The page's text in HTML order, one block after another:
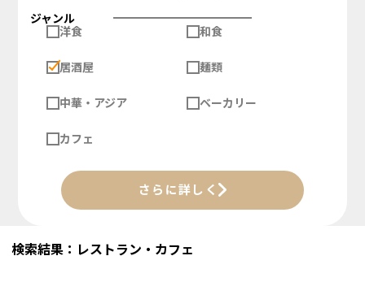
ジャンル
洋食
和食
居酒屋 麺類
中華・アジア ベーカリー
カフェ
さらに詳しく
検索結果：レストラン・カフェ